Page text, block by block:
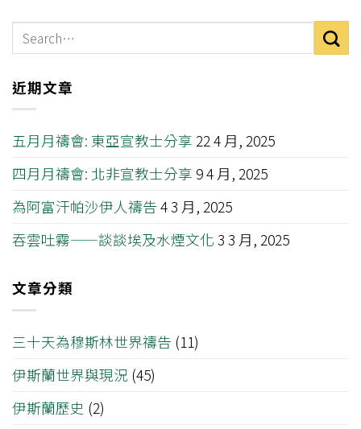
近期文章
五月月禱會: 東亞宣教士分享 22 4 月, 2025
四月月禱會: 北非宣教士分享 9 4 月, 2025
為阿富汗帕沙伊人禱告 4 3 月, 2025
吞雲吐霧——談談埃及水煙文化 3 3 月, 2025
文章分類
三十天為穆斯林世界禱告 (11)
伊斯蘭世界與現況 (45)
伊斯蘭歷史 (2)